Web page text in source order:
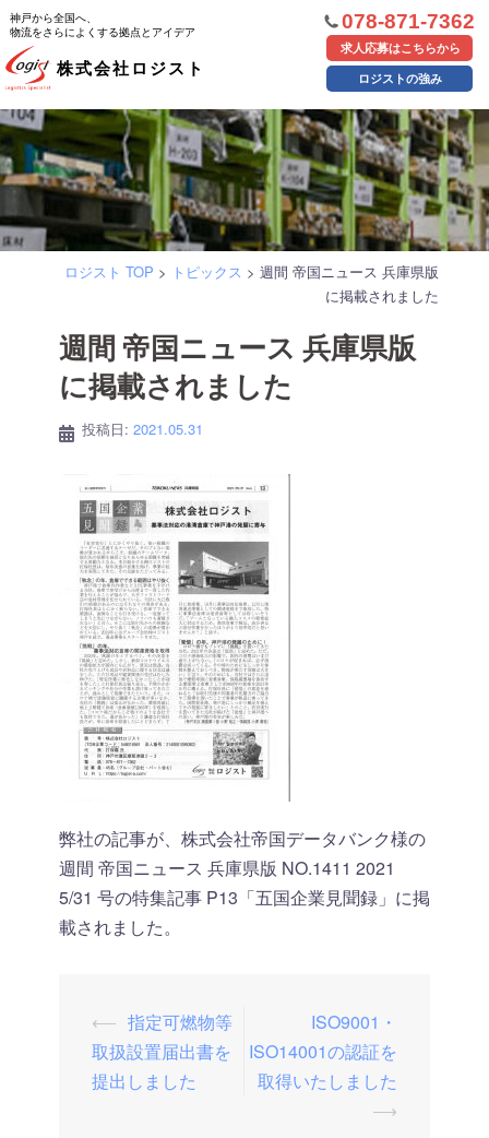
コ
ン
テ
ツ
へ
ス
キ
ッ
神戸から全国へ、
物流をさらによくする拠点とアイデア
株式会社ロジスト
078-871-7362
求人応募はこちらから
ロジストの強み
ロジスト TOP > トピックス > 週間 帝国ニュース 兵庫県版
に掲載されました
週間 帝国ニュース 兵庫県版
に掲載されました
投稿日: 2021.05.31
弊社の記事が、株式会社帝国データバンク様の
週間 帝国ニュース 兵庫県版 NO.1411 2021
5/31 号の特集記事 P13「五国企業見聞録」に掲
載されました。
投
稿
ナ
⟵ 指定可燃物等
取扱設置届出書を
提出しました
ISO9001・
ISO14001の認証を
取得いたしました
⟶